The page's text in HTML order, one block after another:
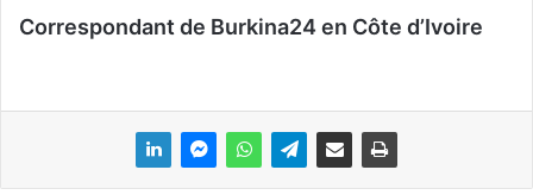
Correspondant de Burkina24 en Côte d’Ivoire